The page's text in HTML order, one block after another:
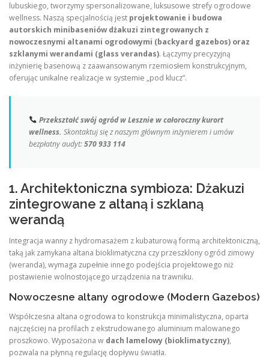
lubuskiego, tworzymy spersonalizowane, luksusowe strefy ogrodowe
wellness. Naszą specjalnością jest projektowanie i budowa
autorskich minibaseniów dżakuzi zintegrowanych z
nowoczesnymi altanami ogrodowymi (backyard gazebos) oraz
szklanymi werandami (glass verandas). Łączymy precyzyjną
inżynierię basenową z zaawansowanym rzemiosłem konstrukcyjnym,
oferując unikalne realizacje w systemie „pod klucz”.
Przekształć swój ogród w Lesznie w całoroczny kurort
wellness. Skontaktuj się z naszym głównym inżynierem i umów
bezpłatny audyt:570 933 114
1. Architektoniczna symbioza: Dżakuzi
zintegrowane z altaną i szklaną
werandą
Integracja wanny z hydromasażem z kubaturową formą architektoniczną,
taką jak zamykana altana bioklimatyczna czy przeszklony ogród zimowy
(weranda), wymaga zupełnie innego podejścia projektowego niż
postawienie wolnostojącego urządzenia na trawniku.
Nowoczesne altany ogrodowe (Modern Gazebos)
Współczesna altana ogrodowa to konstrukcja minimalistyczna, oparta
najczęściej na profilach z ekstrudowanego aluminium malowanego
proszkowo. Wyposażona w dach lamelowy (bioklimatyczny),
pozwala na płynną regulację dopływu światła.